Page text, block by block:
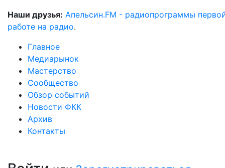
Наши друзья: Апельсин.FM - радиопрограммы
работе на радио.
Главное
Медиарынок
Мастерство
Сообщество
Обзор событий
Новости ФКК
Архив
Контакты